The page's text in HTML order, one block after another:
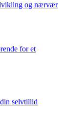
og nærvær
for et
selvtillid